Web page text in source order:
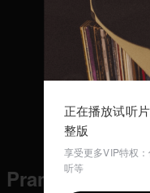
Pransakha
正在播放试听
整版
享受更多VIP特权
听等